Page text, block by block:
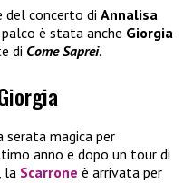
del concerto di Annalisa
palco è stata anche Giorgia
di Come Saprei.
magica per
anno e dopo un tour di
la Scarrone è arrivata per